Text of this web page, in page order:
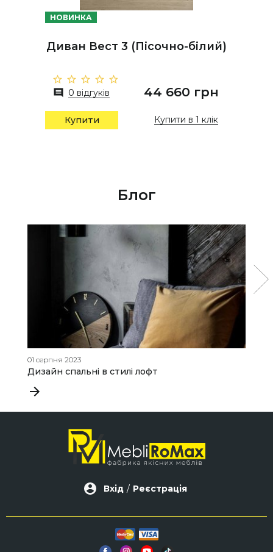
НОВИНКА
Диван Вест 3 (Пісочно-білий)
0 відгуків 44 660 грн
Купити Купити в 1 клік
Блог
01 серпня 2023
Дизайн спальні в стилі лофт
Вхід / Реєстрація